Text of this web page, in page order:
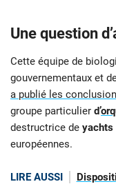
Une question
Cette équipe de
gouvernementaux et
a publié les
groupe particulier d’
destructrice de yachts
européennes.
LIRE AUSSI